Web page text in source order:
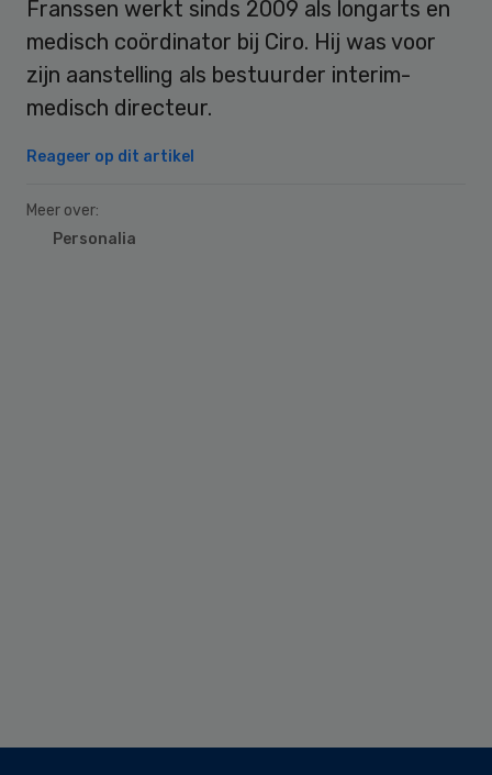
Franssen werkt sinds 2009 als longarts en
medisch coördinator bij Ciro. Hij was voor
zijn aanstelling als bestuurder interim-
medisch directeur.
Reageer op dit artikel
Meer over:
Personalia